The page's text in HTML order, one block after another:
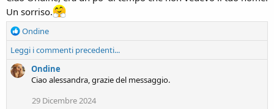
Un sorriso.
R
a
c
t
Ondine
Leggi i commenti precedenti...
Ondine
Ciao alessandra, grazie del messaggio.
29 Dicembre 2024